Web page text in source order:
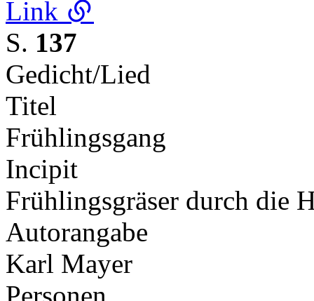
Link
S. 137
Gedicht/Lied
Titel
Frühlingsgang
Incipit
Frühlingsgräser durch die
Autorangabe
Karl Mayer
Personen